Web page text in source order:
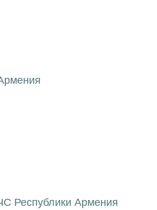
Республики Армения